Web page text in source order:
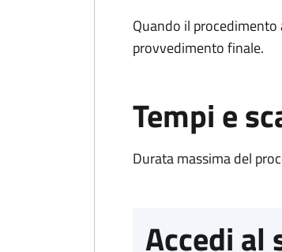
Quando il
provvedimento finale.
Tempi e
Durata massima del
Accedi al